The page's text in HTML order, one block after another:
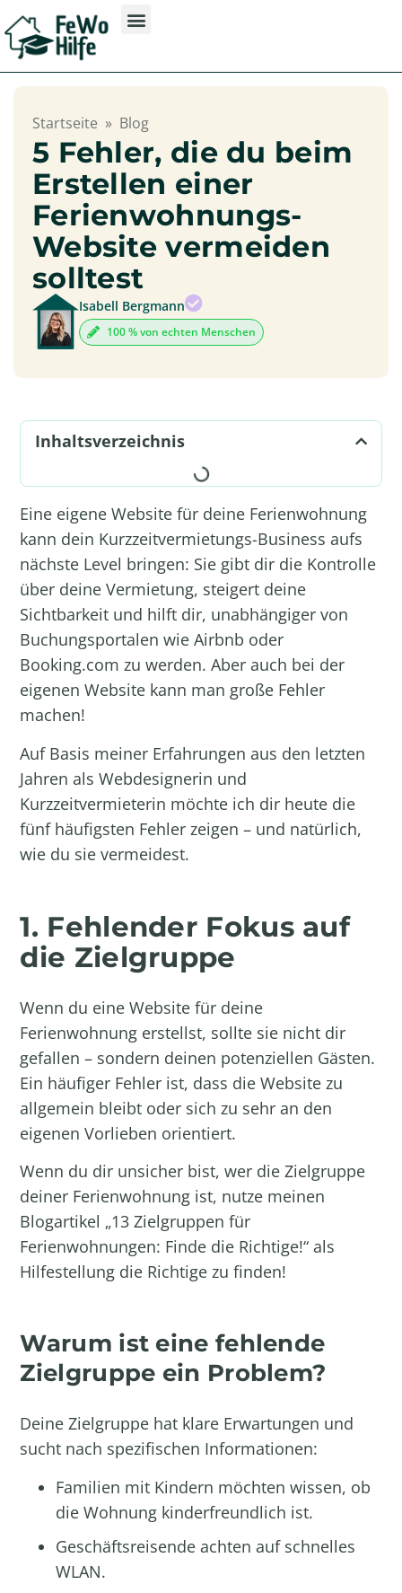
Startseite » Blog
5 Fehler, die du beim
Erstellen einer
Ferienwohnungs-
Website vermeiden
solltest
Isabell Bergmann
100 % von echten Menschen
Inhaltsverzeichnis
Eine eigeneWebsite für deine Ferienwohnung
kann dein Kurzzeitvermietungs-Business aufs
nächste Level bringen: Sie gibt dir die Kontrolle
über deine Vermietung, steigert deine
Sichtbarkeit und hilft dir, unabhängiger von
Buchungsportalen wieAirbnb oder
Booking.com zu werden. Aber auch bei der
eigenen Website kann man große Fehler
machen!
Auf Basis meiner Erfahrungen aus den letzten
Jahren als Webdesignerin und
Kurzzeitvermieterin möchte ich dir heute die
fünf häufigsten Fehler zeigen – und natürlich,
wie du sie vermeidest.
1. Fehlender Fokus auf
die Zielgruppe
Wenn du eine Website für deine
Ferienwohnung erstellst, sollte sie nicht dir
gefallen – sondern deinen potenziellen Gästen.
Ein häufiger Fehler ist, dass die Website zu
allgemein bleibt oder sich zu sehr an den
eigenen Vorlieben orientiert.
Wenn du dir unsicher bist, wer die Zielgruppe
deiner Ferienwohnung ist, nutze meinen
Blogartikel „13 Zielgruppen für
Ferienwohnungen: Finde die Richtige!“ als
Hilfestellung die Richtige zu finden!
Warum ist eine fehlende
Zielgruppe ein Problem?
Deine Zielgruppe hat klare Erwartungen und
sucht nach spezifischen Informationen:
Familien mit Kindern möchten wissen, ob
die Wohnung kinderfreundlich ist.
Geschäftsreisende achten auf schnelles
WLAN.